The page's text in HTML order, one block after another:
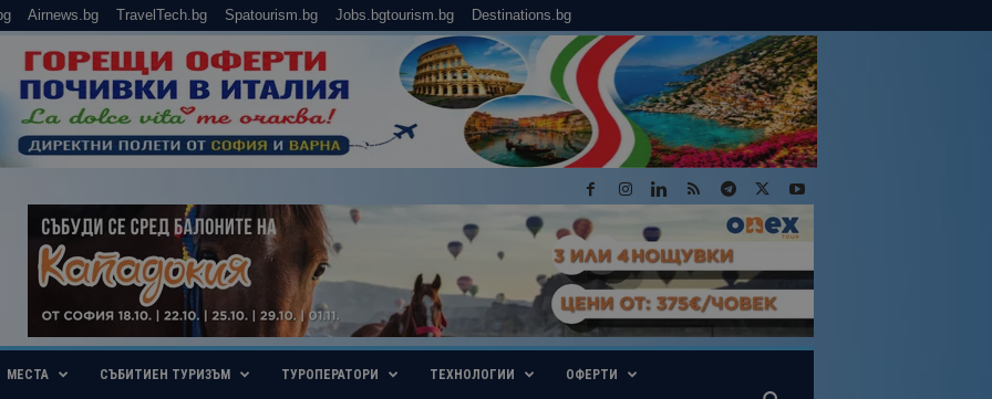
Airnews.bg TravelTech.bg Spatourism.bg Jobs.bgtourism.bg Destinations.bg
МЕСТА СЪБИТИЕН ТУРИЗЪМ ТУРОПЕРАТОРИ ТЕХНОЛОГИИ ОФЕРТИ